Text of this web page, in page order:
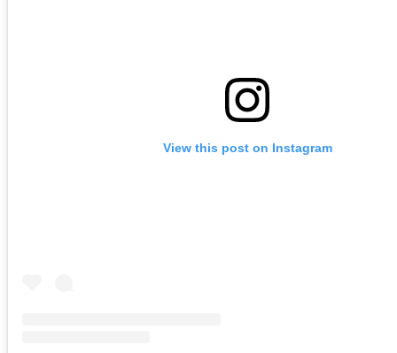
View this post on Instagram